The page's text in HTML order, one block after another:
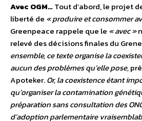
Avec OGM…Tout d’abord, le projet
liberté de « produire et consommer
Greenpeace rappele que le « avec »
relevé des décisions finales du
ensemble, ce texte organise la
aucun des problèmes qu’elle pose,
Apoteker.Or, la coexistence étant
qu’organiser la contamination
préparation sans consultation des
d’adoption parlementaire